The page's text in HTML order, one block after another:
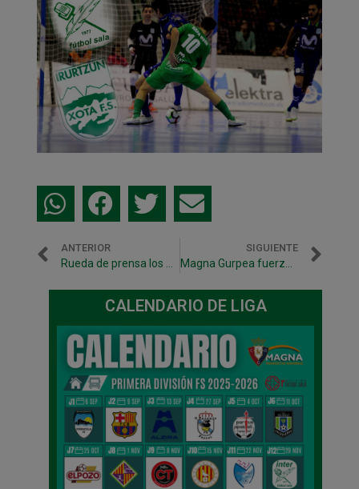
ANTERIOR SIGUIENTE
CALENDARIO DE LIGA